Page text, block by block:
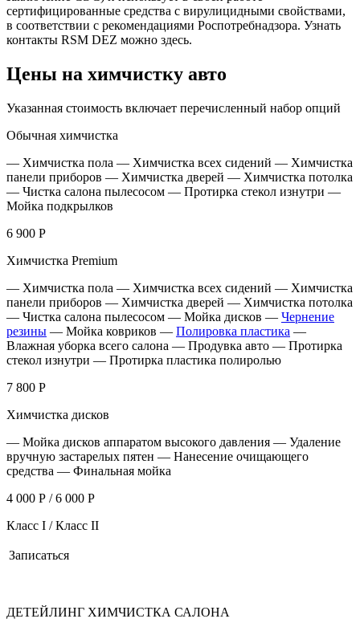
сертифицированные средства с вирулицидными свойствами,
в соответствии с рекомендациями Роспотребнадзора. Узнать
контакты RSM DEZ можно здесь.
Цены на химчистку авто
Указанная стоимость включает перечисленный набор опций
Обычная химчистка
— Химчистка пола — Химчистка всех сидений — Химчистка
панели приборов — Химчистка дверей — Химчистка потолка
— Чистка салона пылесосом — Протирка стекол изнутри —
Мойка подкрылков
6 900 Р
Химчистка Premium
— Химчистка пола — Химчистка всех сидений — Химчистка
панели приборов — Химчистка дверей — Химчистка потолка
— Чистка салона пылесосом — Мойка дисков — Чернение
резины — Мойка ковриков — Полировка пластика —
Влажная уборка всего салона — Продувка авто — Протирка
стекол изнутри — Протирка пластика полиролью
7 800 Р
Химчистка дисков
— Мойка дисков аппаратом высокого давления — Удаление
вручную застарелых пятен — Нанесение очищающего
средства — Финальная мойка
4 000 Р / 6 000 Р
Класс I / Класс II
Записаться
ДЕТЕЙЛИНГ ХИМЧИСТКА САЛОНА